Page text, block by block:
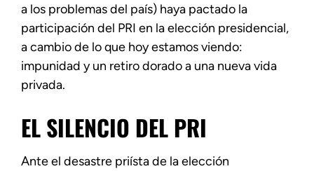
a los problemas del país) haya pactado la
participación del PRI en la elección presidencial,
a cambio de lo que hoy estamos viendo:
impunidad y un retiro dorado a una nueva vida
privada.
EL SILENCIO DEL PRI
Ante el desastre priísta de la elección